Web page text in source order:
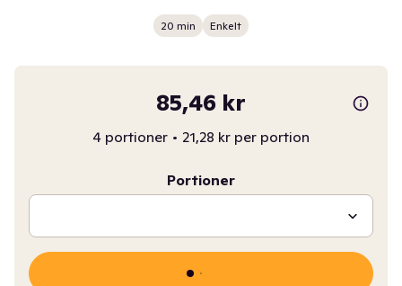
20 min Enkelt
85,46 kr
4 portioner • 21,28 kr per portion
Portioner